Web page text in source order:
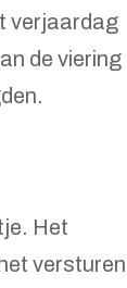
verjaardag
de viering
Het
versturen